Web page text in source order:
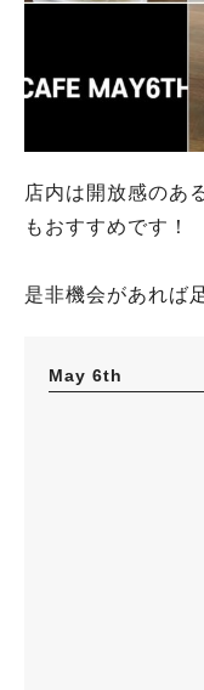
店内は開放感のあ
もおすすめです！
是非機会があれば
May 6th